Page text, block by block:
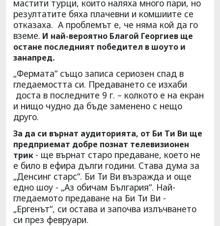
мастити турци, които наляха много пари, но
резултатите бяха плачевни и комшиите се
отказаха. А проблемът е, че няма кой да го
вземе. И най-вероятно Благой Георгиев ще
остане последният победител в шоуто и
занапред.
„Фермата“ също записа сериозен спад в
гледаемостта си. Предаването се изхаби
доста в последните 9 г. – колкото е на екран
и нищо чудно да бъде заменено с нещо
друго.
За да си върнат аудиторията, от Би Ти Ви ще
предприемат добре познат телевизионен
трик - ще върнат старо предаване, което не
е било в ефира дълги години. Става дума за
„Денсинг старс“. Би Ти Ви възражда и още
едно шоу - „Аз обичам България“. Най-
гледаемото предаване на Би Ти Ви -
„Ергенът“, си остава и започва излъчването
си през февруари.